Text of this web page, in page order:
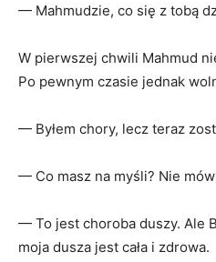
— Mahmudzie, co się z tobą
W pierwszej chwili Mahmud
Po pewnym czasie jednak
— Byłem chory, lecz teraz
— Co masz na myśli? Nie
— To jest choroba duszy. Ale
moja dusza jest cała i zdrowa.